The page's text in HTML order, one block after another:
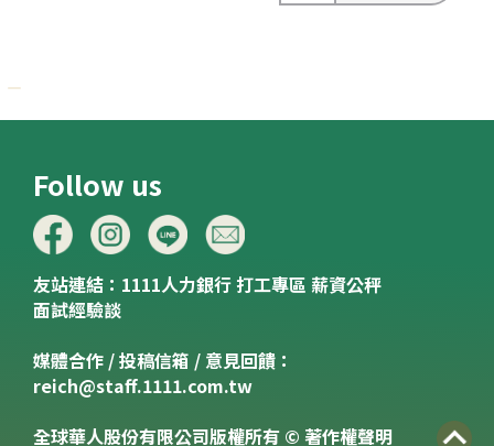
Follow us
友站連結： 1111人力銀行 打工專區 薪資公秤
面試經驗談
媒體合作 / 投稿信箱 / 意見回饋：
reich@staff.1111.com.tw
全球華人股份有限公司版權所有 © 著作權聲明